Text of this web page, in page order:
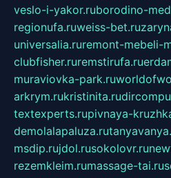
veslo-i-yakor.ruborodino-
regionufa.ruweiss-bet.ru
universalia.ruremont-mebeli-
clubfisher.ruremstirufa.ru
muraviovka-park.ru
arkrym.rukristinita.ru
textexperts.rupivnaya-
demolalapaluza.ru
msdip.rujdol.rusokolovr.ru
rezemkleim.rumassage-tai.ru